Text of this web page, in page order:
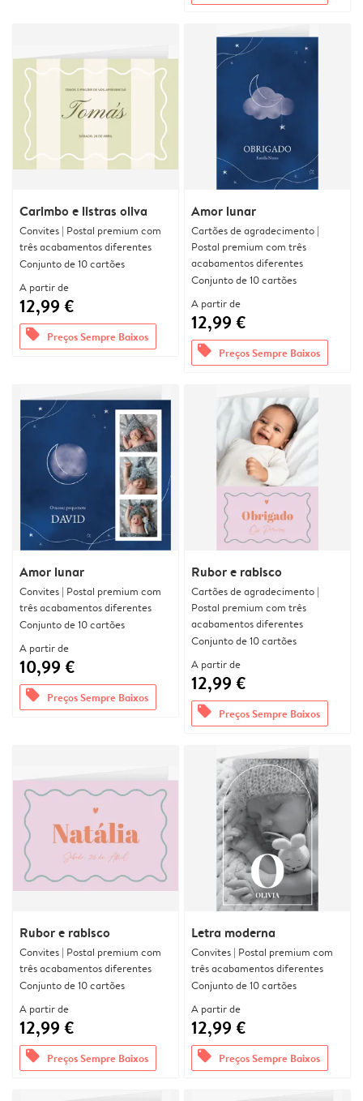
Carimbo e listras oliva
Convites | Postal premium com
três acabamentos diferentes
Conjunto de 10 cartões
A partir de
12,99 €
offers Preços Sempre Baixos
Amor lunar
Cartões de agradecimento |
Postal premium com três
acabamentos diferentes
Conjunto de 10 cartões
A partir de
12,99 €
offers Preços Sempre Baixos
Amor lunar
Convites | Postal premium com
três acabamentos diferentes
Conjunto de 10 cartões
A partir de
10,99 €
offers Preços Sempre Baixos
Rubor e rabisco
Cartões de agradecimento |
Postal premium com três
acabamentos diferentes
Conjunto de 10 cartões
A partir de
12,99 €
offers Preços Sempre Baixos
Rubor e rabisco
Convites | Postal premium com
três acabamentos diferentes
Conjunto de 10 cartões
A partir de
12,99 €
offers Preços Sempre Baixos
Letra moderna
Convites | Postal premium com
três acabamentos diferentes
Conjunto de 10 cartões
A partir de
12,99 €
offers Preços Sempre Baixos